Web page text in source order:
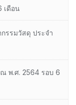
เดือน
รรมวัสดุ ประจำ
พ.ศ. 2564 รอบ 6